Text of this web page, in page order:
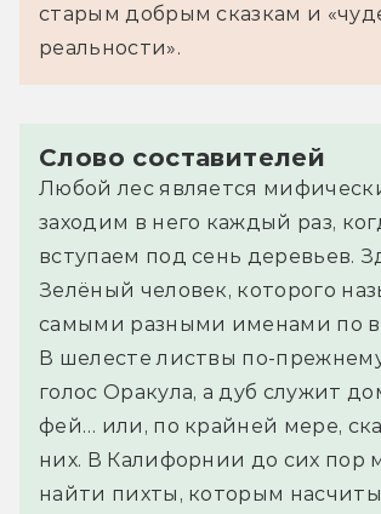
старым добрым сказкам и
реальности».
Слово составителей
Любой лес является
заходим в него каждый раз,
вступаем под сень деревьев.
Зелёный человек, которого
самыми разными именами по
В шелесте листвы по-
голос Оракула, а дуб служит
фей… или, по крайней мере,
них. В Калифорнии до сих пор
найти пихты, которым